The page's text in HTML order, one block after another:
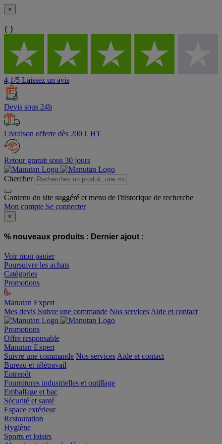
×
{ }
4,1/5 Laissez un avis
Devis sous 24h
Livraison offerte dès 200 € HT
Retour gratuit sous 30 jours
Chercher
Contenu du site suggéré et menu de l'historique de recherche
Mon compte Se connecter
×
% nouveaux produits : Dernier ajout :
Voir mon panier
Poursuivre les achats
Catégories
Promotions
Manutan Expert
offre reconditionnée
Mes devis Suivre une commande Nos services
Promotions
Offre responsable
Manutan Expert
Suivre une commande
Bureau et télétravail
Entrepôt
Fournitures industrielles et outillage
Emballage et bac
Sécurité et santé
Espace extérieur
Restauration
Hygiène